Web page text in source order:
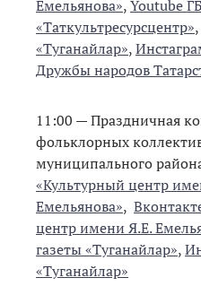
Емельянова»,Youtube
«Таткультресурсцентр»,
«Туганайлар»,
Дружбы народов
11:00 — Праздничная
фольклорных
муниципального
«Культурный центр
Емельянова»,
центр имени Я.Е.
газеты «Туганайлар»,
«Туганайлар»